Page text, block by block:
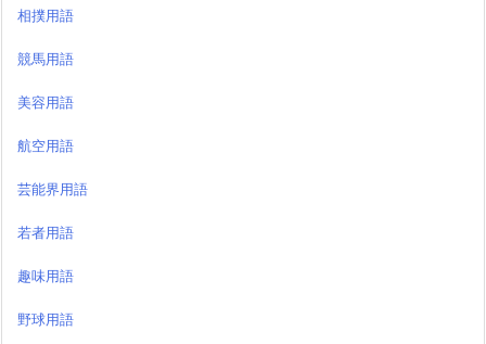
相撲用語
競馬用語
美容用語
航空用語
芸能界用語
若者用語
趣味用語
野球用語